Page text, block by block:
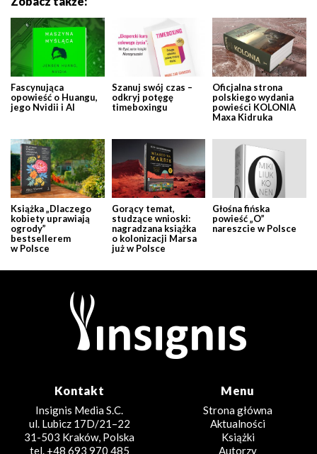
Fascynująca
opowieść o Huangu,
jego Nvidii i AI
Szanuj swój czas –
odkryj potęgę
timeboxingu
Oficjalna strona
polskiego wydania
powieści KOLONIA
Maxa Kidruka
Książka „Dlaczego
kobiety uprawiają
ogrody”
bestsellerem
w Polsce
Gorący temat,
studzące wnioski:
nagradzana książka
o kolonizacji Marsa
już w Polsce
Głośna fińska
powieść „O”
nareszcie w Polsce
Kontakt
Insignis Media S.C.
ul. Lubicz 17D/21–22
31-503 Kraków, Polska
tel. +48 693 970 485
Menu
Strona główna
Aktualności
Książki
Autorzy